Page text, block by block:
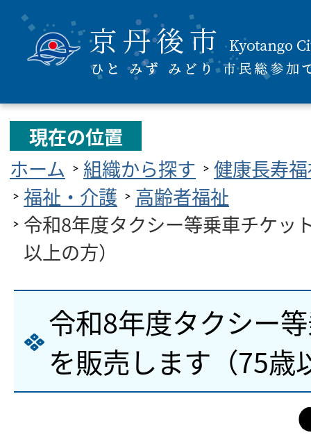
現在の位置
ホーム
組織から探す
健康長寿
福祉・介護
高齢者福祉
令和8年度タクシー等乗車チケッ
以上の方）
令和8年度タクシー
を販売します（75歳